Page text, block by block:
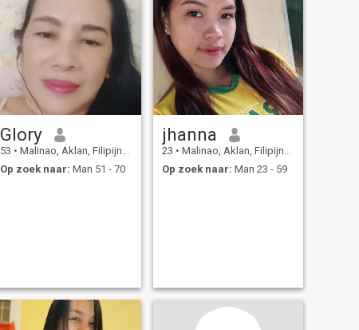
Glory
53 • Malinao, Aklan, Filipijnen
Op zoek naar: Man 51 - 70
jhanna
23 • Malinao, Aklan, Filipijnen
Op zoek naar: Man 23 - 59